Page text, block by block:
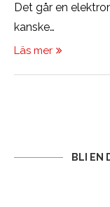
Det går en
kanske…
Läs mer
BLI EN